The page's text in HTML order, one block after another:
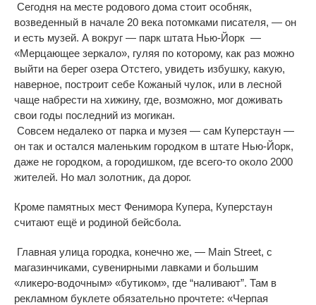
Сегодня на месте родового дома стоит особняк,
возведенный в начале 20 века потомками писателя, — он
и есть музей. А вокруг — парк штата Нью-Йорк —
«Мерцающее зеркало», гуляя по которому, как раз можно
выйти на берег озера Отстего, увидеть избушку, какую,
наверное, построит себе Кожаный чулок, или в лесной
чаще набрести на хижину, где, возможно, мог доживать
свои годы последний из могикан.
Совсем недалеко от парка и музея — сам Куперстаун —
он так и остался маленьким городком в штате Нью-Йорк,
даже не городком, а городишком, где всего-то около 2000
жителей. Но мал золотник, да дорог.
Кроме памятных мест Фенимора Купера, Куперстаун
считают ещё и родиной бейсбола.
Главная улица городка, конечно же, — Main Street, с
магазинчиками, сувенирными лавками и большим
«ликеро-водочным» «бутиком», где “наливают”. Там в
рекламном буклете обязательно прочтете: «Черпая